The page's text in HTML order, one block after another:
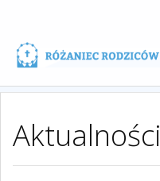
Aktualności